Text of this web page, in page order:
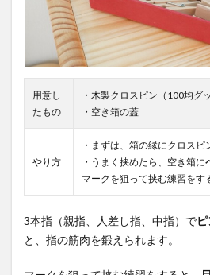
用意し
たもの
・木製クロスピン（100均グ
・空き箱の蓋
やり方
・まずは、箱の縁にクロス
・うまく挟めたら、空き箱に
マークを狙って挟む練習をす
3本指（親指、人差し指、中指）で
と、指の筋肉を鍛えられます。